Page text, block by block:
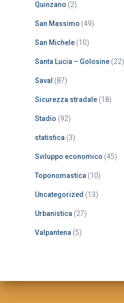
Quinzano (2)
San Massimo (49)
San Michele (10)
Santa Lucia – Golosine (22)
Saval (87)
Sicurezza stradale (18)
Stadio (92)
statistica (3)
Sviluppo economico (45)
Toponomastica (10)
Uncategorized (13)
Urbanistica (27)
Valpantena (5)